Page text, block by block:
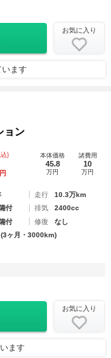
お気に入り
います
ョン
) 本体価格
45.8
万円
諸費用
10
万円
走行
10.3万km
付 排気
2400cc
付 修復
なし
(3ヶ月・3000km)
お気に入り
ます